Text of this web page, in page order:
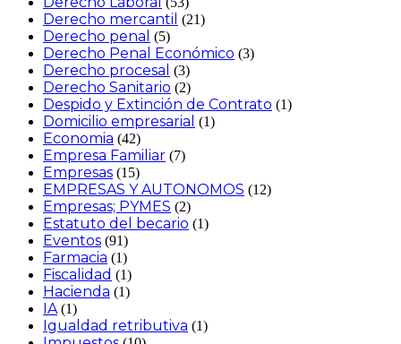
Derecho mercantil (21)
Derecho penal (5)
Derecho Penal Económico (3)
Derecho procesal (3)
Derecho Sanitario (2)
Despido y Extinción de Contrato (1)
Domicilio empresarial (1)
Economia (42)
Empresa Familiar (7)
Empresas (15)
EMPRESAS Y AUTONOMOS (12)
Empresas; PYMES (2)
Estatuto del becario (1)
Eventos (91)
Farmacia (1)
Fiscalidad (1)
Hacienda (1)
IA (1)
Igualdad retributiva (1)